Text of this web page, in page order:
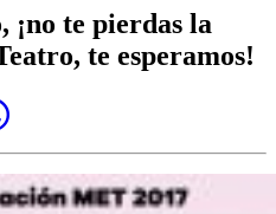
¡no te pierdas la
te esperamos!